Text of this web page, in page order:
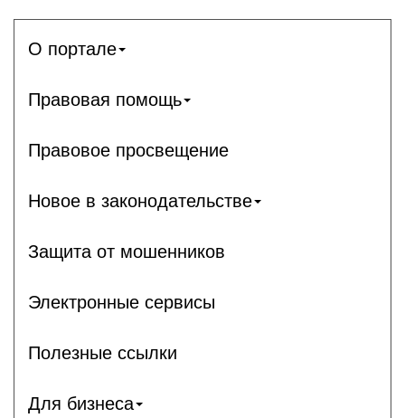
О портале
Правовая помощь
Правовое просвещение
Новое в законодательстве
Защита от мошенников
Электронные сервисы
Полезные ссылки
Для бизнеса